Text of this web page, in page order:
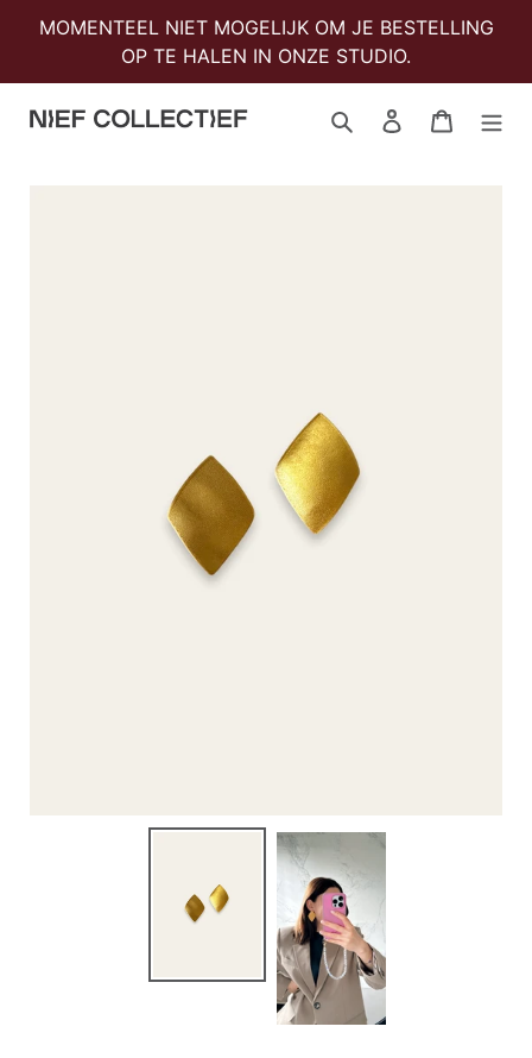
content
MOMENTEEL NIET MOGELIJK OM JE BESTELLING
OP TE HALEN IN ONZE STUDIO.
Zoeken Aanmelden